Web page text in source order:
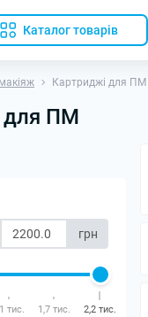
Каталог товарів
Картриджі для ПМ
для ПМ
грн
тис. 1,7 тис. 2,2 тис.